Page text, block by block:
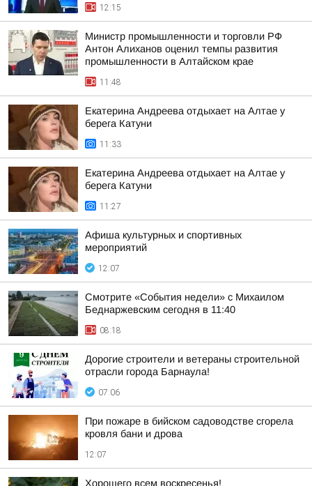
12:15
Министр промышленности и торговли РФ
Антон Алиханов оценил темпы развития
промышленности в Алтайском крае
11:48
Екатерина Андреева отдыхает на Алтае у
берега Катуни
11:33
Екатерина Андреева отдыхает на Алтае у
берега Катуни
11:27
Афиша культурных и спортивных
мероприятий
12:07
Смотрите «События недели» с Михаилом
Беднаржевским сегодня в 11:40
08:18
Дорогие строители и ветераны строительной
отрасли города Барнаула!
07:06
При пожаре в бийском садоводстве сгорела
кровля бани и дрова
12:07
Хорошего всем воскресенья!